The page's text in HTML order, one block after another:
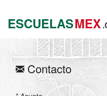
ESCUELASMEX
Contacto